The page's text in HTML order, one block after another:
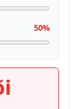
50%